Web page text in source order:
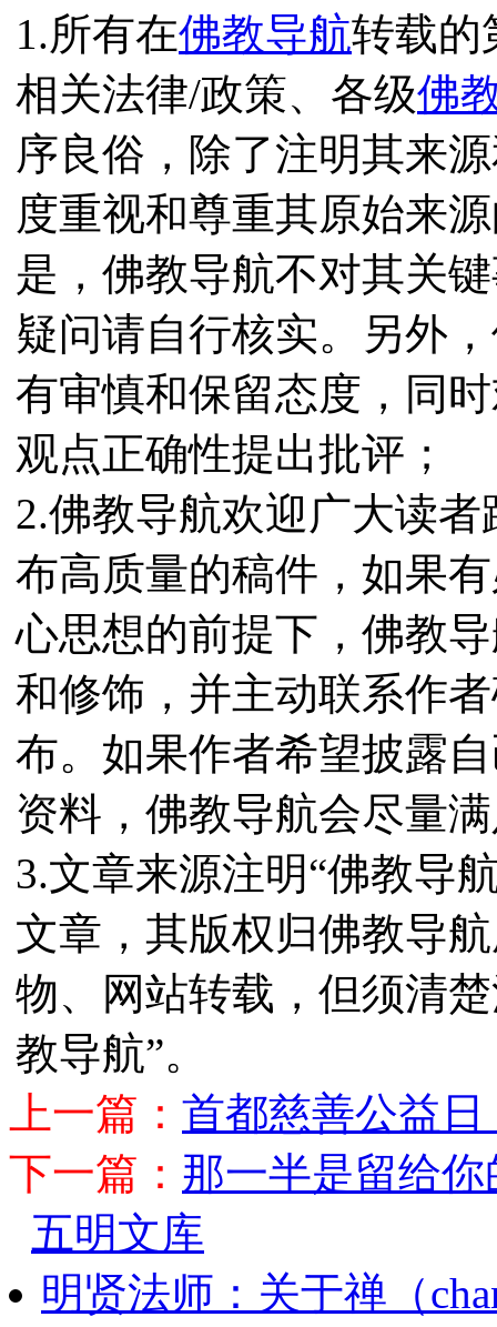
1.所有在佛教导航转载的
相关法律/政策、各级佛
序良俗，除了注明其来
度重视和尊重其原始来
是，佛教导航不对其关
疑问请自行核实。另外
有审慎和保留态度，同
观点正确性提出批评；
2.佛教导航欢迎广大读
布高质量的稿件，如果
心思想的前提下，佛教
和修饰，并主动联系作
布。如果作者希望披露
资料，佛教导航会尽量
3.文章来源注明“佛教导
文章，其版权归佛教导
物、网站转载，但须清
教导航”。
上一篇： 首都慈善公益
下一篇： 那一半是留给
五明文库
明贤法师：关于禅（